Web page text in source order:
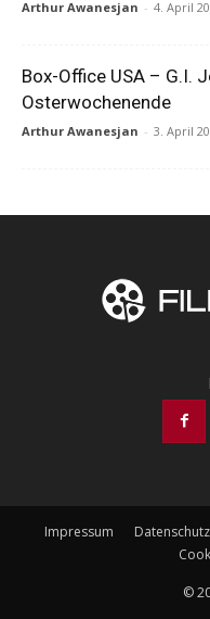
Arthur Awanesjan - 4. April
Box-Office USA – G.I.
Osterwochenende
Arthur Awanesjan - 3. April
Impressum Datenschutz
©